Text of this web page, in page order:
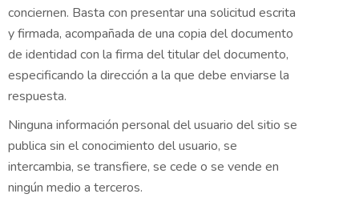
conciernen. Basta con presentar una solicitud escrita
y firmada, acompañada de una copia del documento
de identidad con la firma del titular del documento,
especificando la dirección a la que debe enviarse la
respuesta.
Ninguna información personal del usuario del sitio se
publica sin el conocimiento del usuario, se
intercambia, se transfiere, se cede o se vende en
ningún medio a terceros.